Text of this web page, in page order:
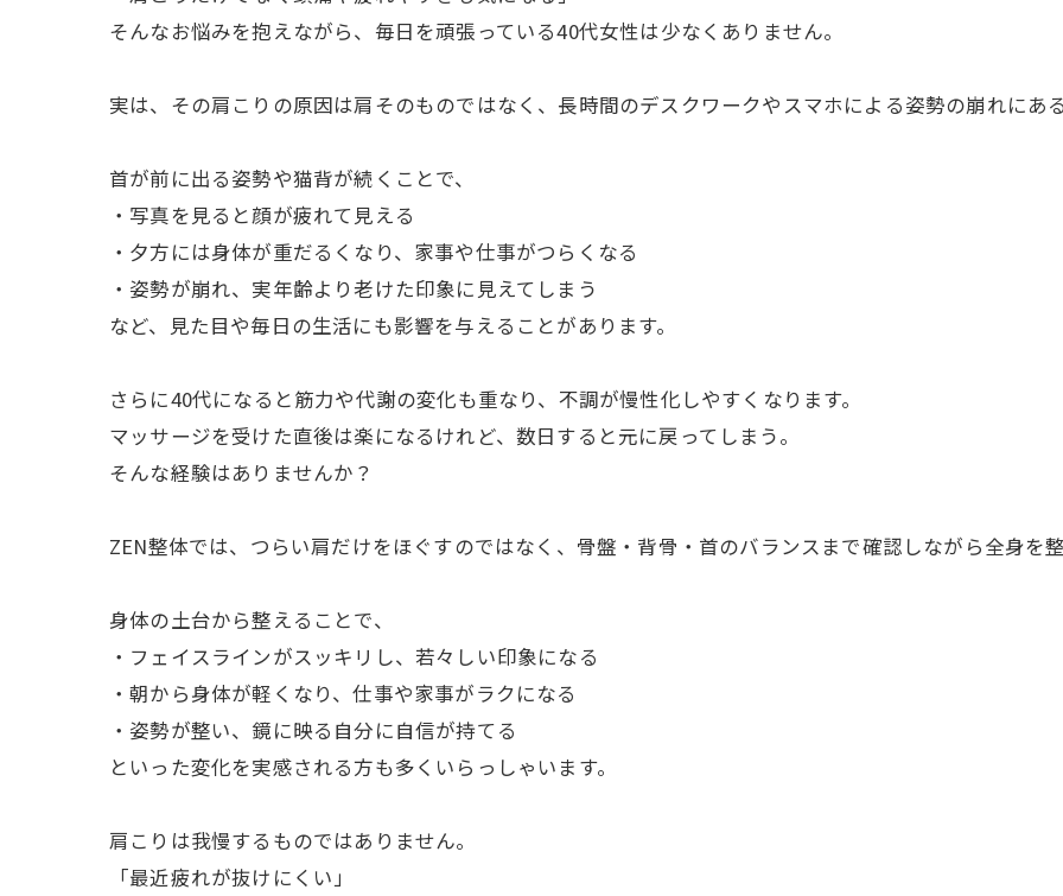
そんなお悩みを抱えながら、毎日を頑張っている40代女性は少なくありません。
実は、その肩こりの原因は肩そのものではなく、長時間のデスクワークやスマホによる姿勢の崩れにあ
首が前に出る姿勢や猫背が続くことで、
・写真を見ると顔が疲れて見える
・夕方には身体が重だるくなり、家事や仕事がつらくなる
・姿勢が崩れ、実年齢より老けた印象に見えてしまう
など、見た目や毎日の生活にも影響を与えることがあります。
さらに40代になると筋力や代謝の変化も重なり、不調が慢性化しやすくなります。
マッサージを受けた直後は楽になるけれど、数日すると元に戻ってしまう。
そんな経験はありませんか？
ZEN整体では、つらい肩だけをほぐすのではなく、骨盤・背骨・首のバランスまで確認しながら全身を整
身体の土台から整えることで、
・フェイスラインがスッキリし、若々しい印象になる
・朝から身体が軽くなり、仕事や家事がラクになる
・姿勢が整い、鏡に映る自分に自信が持てる
といった変化を実感される方も多くいらっしゃいます。
肩こりは我慢するものではありません。
「最近疲れが抜けにくい」